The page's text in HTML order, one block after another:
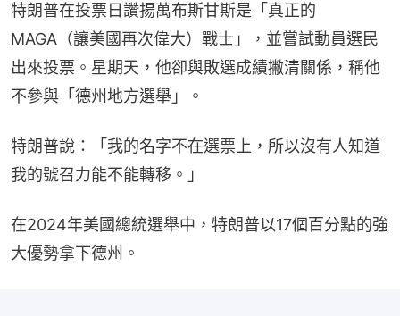
特朗普在投票日讚揚萬布斯甘斯是「真正的
MAGA（讓美國再次偉大）戰士」，並嘗試動員選民
出來投票。星期天，他卻與敗選成績撇清關係，稱他
不參與「德州地方選舉」。
特朗普說：「我的名字不在選票上，所以沒有人知道
我的號召力能不能轉移。」
在2024年美國總統選舉中，特朗普以17個百分點的強
大優勢拿下德州。